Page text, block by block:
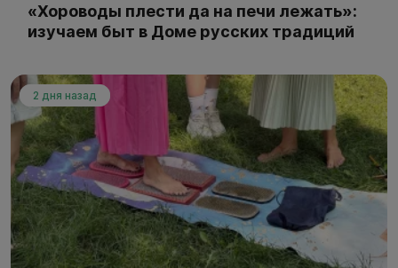
«Хороводы плести да на печи лежать»:
изучаем быт в Доме русских традиций
2 дня назад